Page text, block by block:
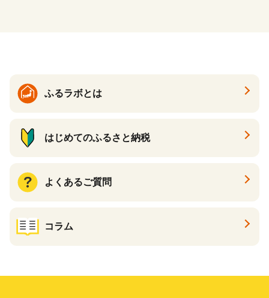
ふるラボとは
はじめてのふるさと納税
よくあるご質問
コラム